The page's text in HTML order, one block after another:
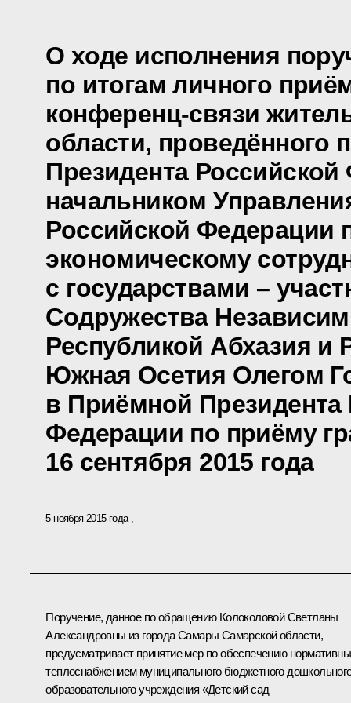
О ходе исполнения
по итогам личного
конференц-связи
области, проведённого
Президента
начальником
Российской Федерации
экономическому
с государствами –
Содружества
Республикой Абхазия и
Южная Осетия Олегом
в Приёмной Президента
Федерации по приёму
16 сентября 2015 года
5 ноября 2015 года
Поручение, данное по обращению Колоколовой Светланы
Александровны из города Самары Самарской области,
предусматривает принятие мер по обеспечению
теплоснабжением муниципального бюджетного
образовательного учреждения «Детский сад